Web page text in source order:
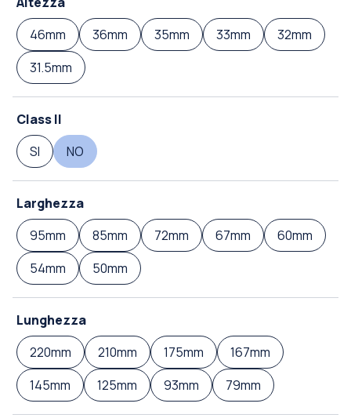
46mm
36mm 35mm 33mm
32mm
31.5mm
Class II
SI
NO
Larghezza
95mm
85mm 72mm 67mm
60mm
54mm
50mm
Lunghezza
220mm
210mm 175mm
167mm
145mm
125mm 93mm 79mm